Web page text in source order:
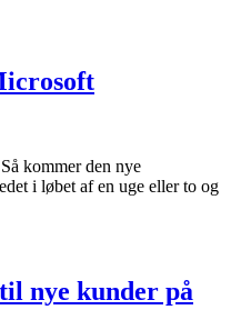
kommer den nye
i løbet af en uge eller to og
nye kunder på